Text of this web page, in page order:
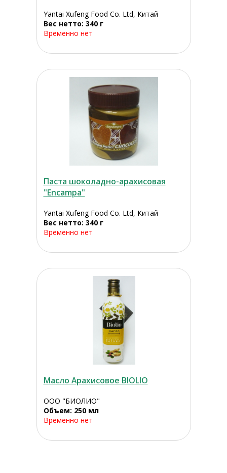
Yantai Xufeng Food Co. Ltd, Китай
Вес нетто: 340 г
Временно нет
Паста шоколадно-арахисовая
"Encampa"
Yantai Xufeng Food Co. Ltd, Китай
Вес нетто: 340 г
Временно нет
Масло Арахисовое BIOLIO
ООО "БИОЛИО"
Объем: 250 мл
Временно нет